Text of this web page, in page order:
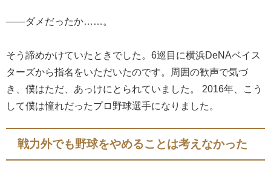
――ダメだったか……。
そう諦めかけていたときでした。6巡目に横浜DeNAベイス
ターズから指名をいただいたのです。周囲の歓声で気づ
き、僕はただ、あっけにとられていました。 2016年、こう
して僕は憧れだったプロ野球選手になりました。
戦力外でも野球をやめることは考えなかった